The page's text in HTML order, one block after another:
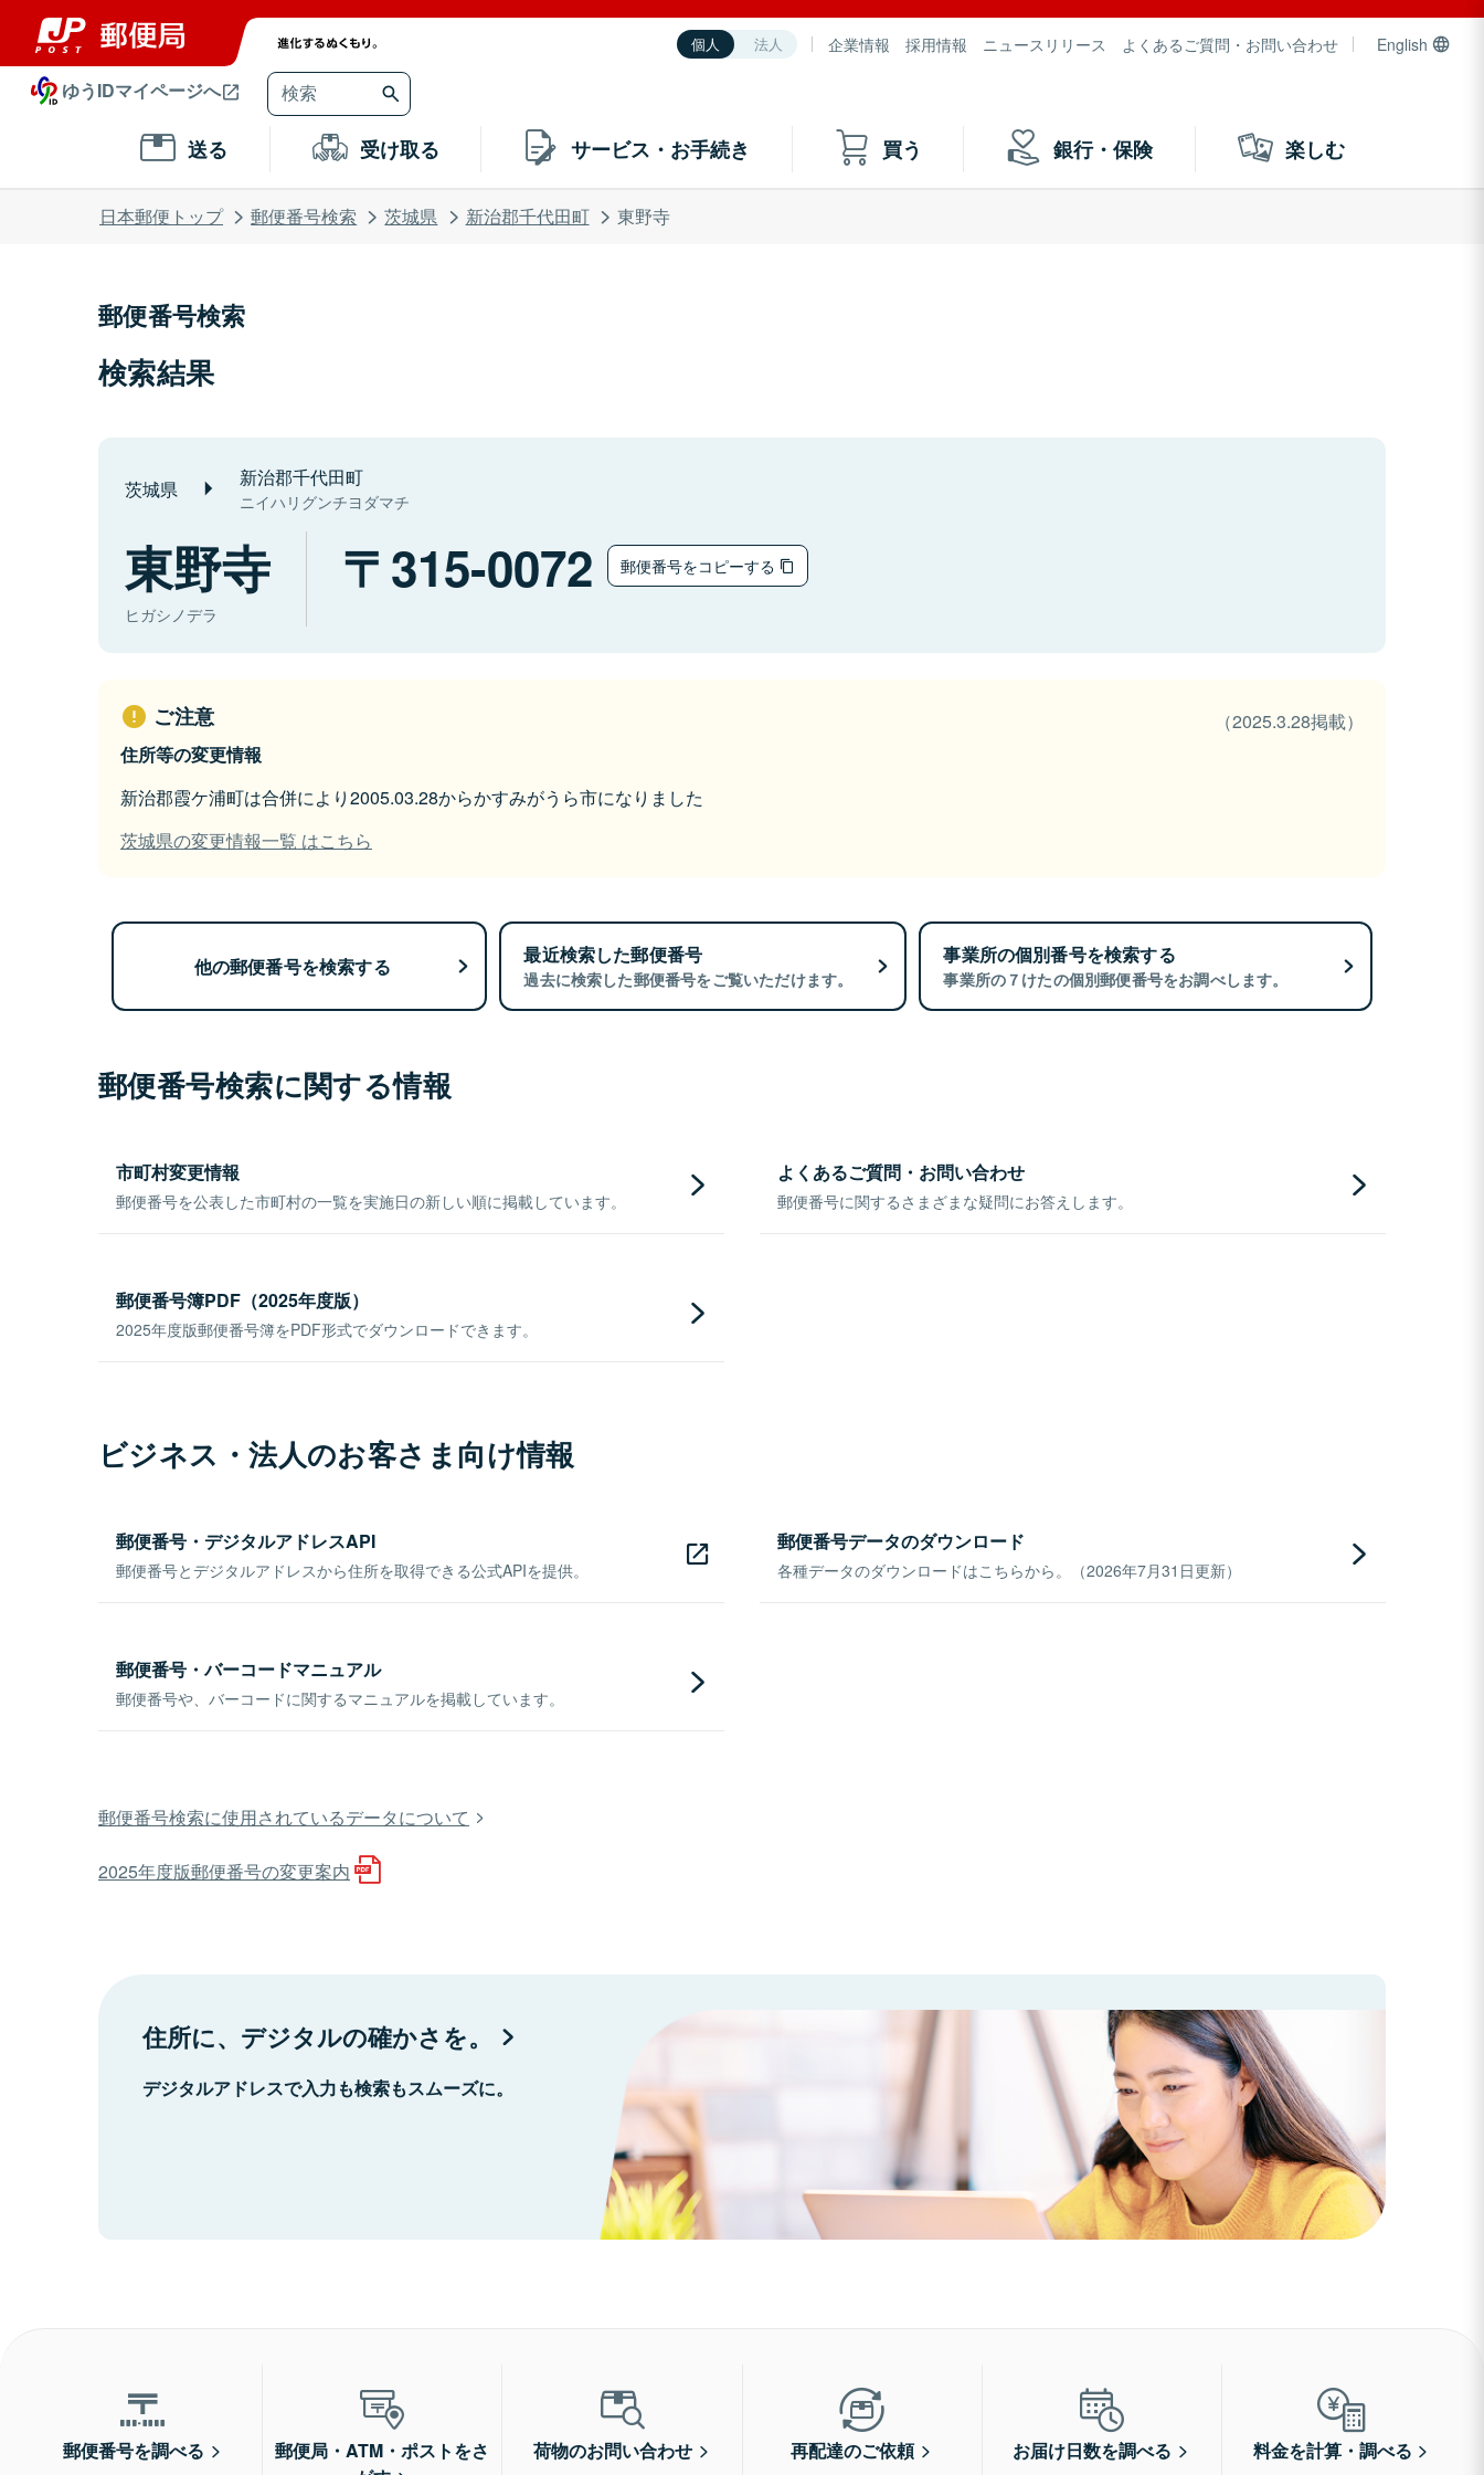
個人 法人 企業情報 採用情報 ニュースリリース よくあるご質問・お問い合わせ English
ゆうIDマイページへ
送る 受け取る サービス・お手続き 買う 銀行・保険 楽しむ
日本郵便トップ 郵便番号検索 茨城県 新治郡千代田町 東野寺
郵便番号検索
検索結果
茨城県 新治郡千代田町
ニイハリグンチヨダマチ
東野寺
ヒガシノデラ
315-0072 郵便番号をコピーする
ご注意
（2025.3.28掲載）
住所等の変更情報
新治郡霞ケ浦町は合併により2005.03.28からかすみがうら市になりました
茨城県の変更情報一覧 はこちら
他の郵便番号を検索する 最近検索した郵便番号
過去に検索した郵便番号をご覧いただけます。
事業所の個別番号を検索する
事業所の７けたの個別郵便番号をお調べします。
郵便番号検索に関する情報
市町村変更情報
郵便番号を公表した市町村の一覧を実施日の新しい順に掲載しています。
よくあるご質問・お問い合わせ
郵便番号に関するさまざまな疑問にお答えします。
郵便番号簿PDF（2025年度版）
2025年度版郵便番号簿をPDF形式でダウンロードできます。
ビジネス・法人のお客さま向け情報
郵便番号・デジタルアドレスAPI
郵便番号とデジタルアドレスから住所を取得できる公式APIを提供。
郵便番号データのダウンロード
各種データのダウンロードはこちらから。（2026年7月31日更新）
郵便番号・バーコードマニュアル
郵便番号や、バーコードに関するマニュアルを掲載しています。
郵便番号検索に使用されているデータについて
2025年度版郵便番号の変更案内
住所に、デジタルの確かさを。
デジタルアドレスで入力も検索もスムーズに。
郵便番号を調べる
郵便局・ATM・ポストをさ
荷物のお問い合わせ 再配達のご依頼 お届け日数を調べる 料金を計算・調べる